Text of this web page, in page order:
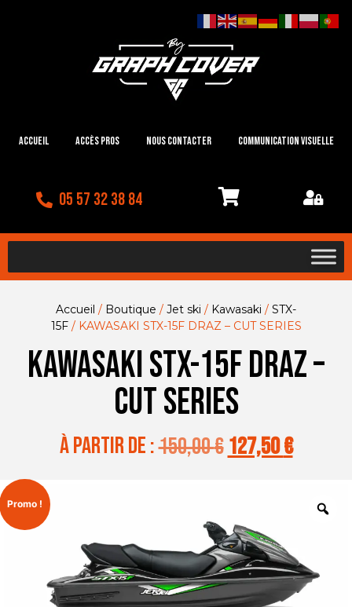
Accueil Accès Pros Nous contacter Communication visuelle
05 57 32 38 84
Accueil / Boutique / Jet ski / Kawasaki / STX-
15F/ KAWASAKI STX-15F DRAZ – CUT SERIES
KAWASAKI STX-15F DRAZ –
CUT SERIES
à partir de :150,00€ 127,50€
Promo !